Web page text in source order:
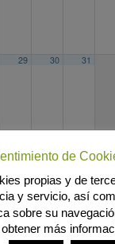
29 30 31
de
propias y de
y servicio, así
sobre su
más